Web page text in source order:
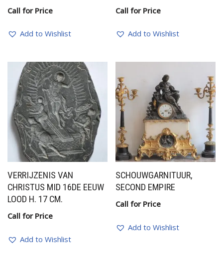
Call for Price
Add to Wishlist
Call for Price
Add to Wishlist
VERRIJZENIS VAN
CHRISTUS MID 16DE EEUW
LOOD H. 17 CM.
Call for Price
Add to Wishlist
SCHOUWGARNITUUR,
SECOND EMPIRE
Call for Price
Add to Wishlist